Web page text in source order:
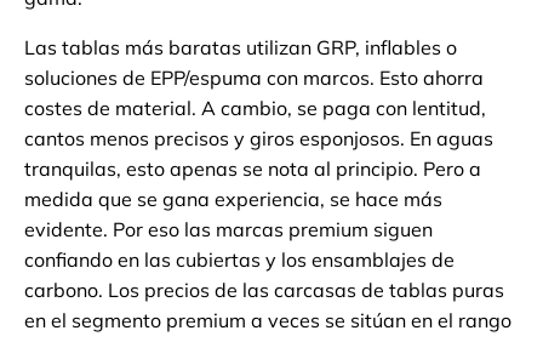
Las tablas más baratas utilizan GRP, inflables o
soluciones de EPP/espuma con marcos. Esto ahorra
costes de material. A cambio, se paga con lentitud,
cantos menos precisos y giros esponjosos. En aguas
tranquilas, esto apenas se nota al principio. Pero a
medida que se gana experiencia, se hace más
evidente. Por eso las marcas premium siguen
confiando en las cubiertas y los ensamblajes de
carbono. Los precios de las carcasas de tablas puras
en el segmento premium a veces se sitúan en el rango